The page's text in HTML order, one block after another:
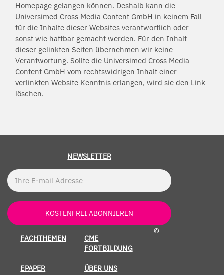
Homepage gelangen können. Deshalb kann die
Universimed Cross Media Content GmbH in keinem Fall
für die Inhalte dieser Websites verantwortlich oder
sonst wie haftbar gemacht werden. Für den Inhalt
dieser gelinkten Seiten übernehmen wir keine
Verantwortung. Sollte die Universimed Cross Media
Content GmbH vom rechtswidrigen Inhalt einer
verlinkten Website Kenntnis erlangen, wird sie den Link
löschen.
NEWSLETTER
KOSTENFREI ABONNIEREN
FACHTHEMEN
CME
FORTBILDUNG
EPAPER ÜBER UNS
©